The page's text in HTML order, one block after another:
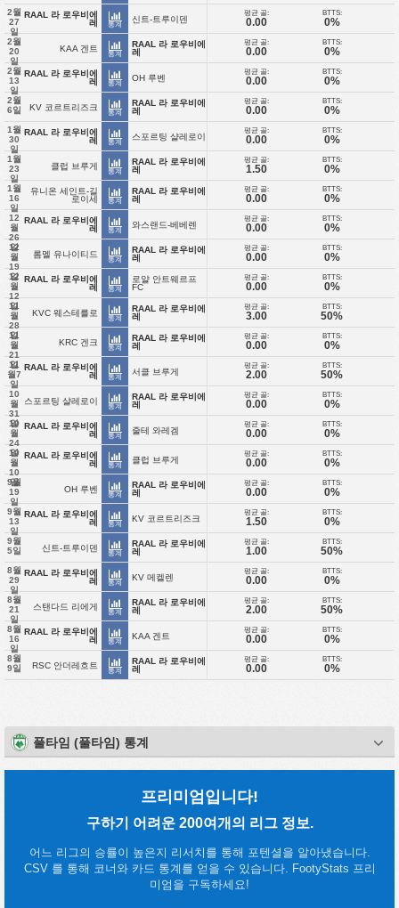
2월
27
일
RAAL 라 로우비에
레
통계
신트-트루이덴
평균 골:
0.00
BTTS:
0%
2월
20
일
KAA 겐트
통계
RAAL 라 로우비에
레
평균 골:
0.00
BTTS:
0%
2월
13
일
RAAL 라 로우비에
레
통계
OH 루벤
평균 골:
0.00
BTTS:
0%
2월
6일
KV 코르트리즈크
통계
RAAL 라 로우비에
레
평균 골:
0.00
BTTS:
0%
1월
30
일
RAAL 라 로우비에
레
통계
스포르팅 샬레로이
평균 골:
0.00
BTTS:
0%
1월
23
일
클럽 브루게
통계
RAAL 라 로우비에
레
평균 골:
1.50
BTTS:
0%
1월
16
일
유니온 세인트-길
로이세
통계
RAAL 라 로우비에
레
평균 골:
0.00
BTTS:
0%
12
월
26
일
RAAL 라 로우비에
레
통계
와스랜드-베베렌
평균 골:
0.00
BTTS:
0%
12
월
19
일
롬멜 유나이티드
통계
RAAL 라 로우비에
레
평균 골:
0.00
BTTS:
0%
12
월
12
일
RAAL 라 로우비에
레
통계
로얄 안트웨르프
FC
평균 골:
0.00
BTTS:
0%
11
월
28
일
KVC 웨스테를로
통계
RAAL 라 로우비에
레
평균 골:
3.00
BTTS:
50%
11
월
21
일
KRC 겐크
통계
RAAL 라 로우비에
레
평균 골:
0.00
BTTS:
0%
11
월7
일
RAAL 라 로우비에
레
통계
서클 브루게
평균 골:
2.00
BTTS:
50%
10
월
31
일
스포르팅 샬레로이
통계
RAAL 라 로우비에
레
평균 골:
0.00
BTTS:
0%
10
월
24
일
RAAL 라 로우비에
레
통계
줄테 와레겜
평균 골:
0.00
BTTS:
0%
10
월
10
일
RAAL 라 로우비에
레
통계
클럽 브루게
평균 골:
0.00
BTTS:
0%
9월
19
일
OH 루벤
통계
RAAL 라 로우비에
레
평균 골:
0.00
BTTS:
0%
9월
13
일
RAAL 라 로우비에
레
통계
KV 코르트리즈크
평균 골:
1.50
BTTS:
0%
9월
5일
신트-트루이덴
통계
RAAL 라 로우비에
레
평균 골:
1.00
BTTS:
50%
8월
29
일
RAAL 라 로우비에
레
통계
KV 메켈렌
평균 골:
0.00
BTTS:
0%
8월
21
일
스탠다드 리에게
통계
RAAL 라 로우비에
레
평균 골:
2.00
BTTS:
50%
8월
16
일
RAAL 라 로우비에
레
통계
KAA 겐트
평균 골:
0.00
BTTS:
0%
8월
9일
RSC 안더레흐트
통계
RAAL 라 로우비에
레
평균 골:
0.00
BTTS:
0%
풀타임 (풀타임) 통계
프리미엄입니다!
구하기 어려운 200여개의 리그 정보.
어느 리그의 승률이 높은지 리서치를 통해 포텐셜을 알아냈습니다.
CSV 를 통해 코너와 카드 통계를 얻을 수 있습니다. FootyStats 프리
미엄을 구독하세요!